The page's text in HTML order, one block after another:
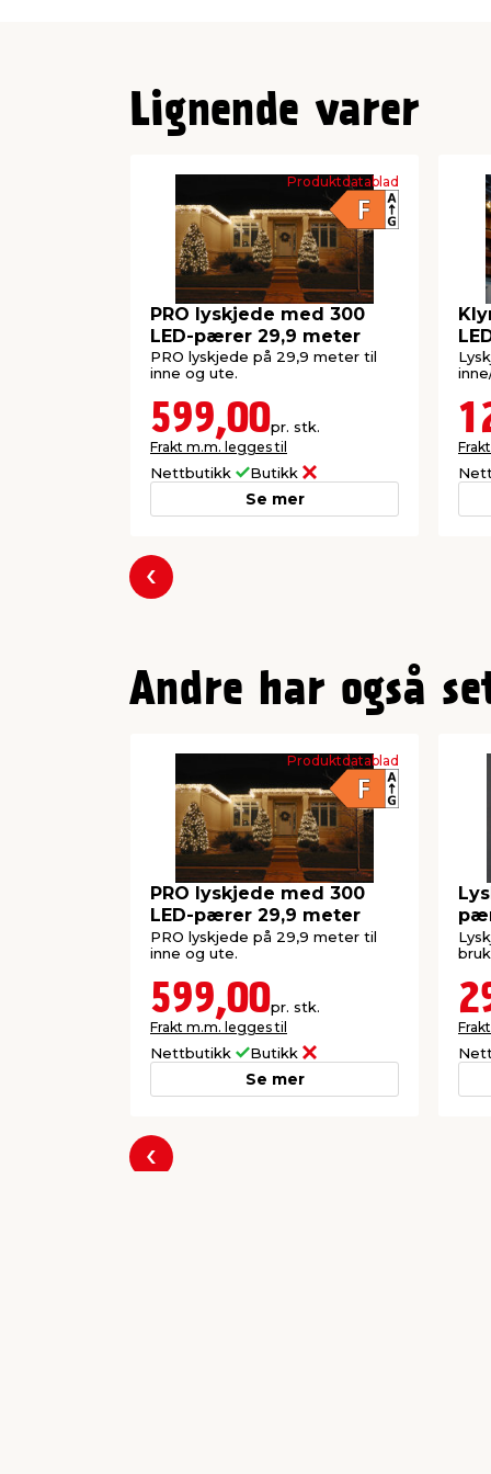
Lignende varer
Produktdatablad
PRO lyskjede med 300
LED-pærer 29,9 meter
PRO lyskjede på 29,9 meter til
inne og ute.
599,00pr. stk.
Frakt m.m. legges til
Nettbutikk Butikk
Se mer
Forrige
Andre har også
Produktdatablad
PRO lyskjede med 300
LED-pærer 29,9 meter
PRO lyskjede på 29,9 meter til
inne og ute.
599,00pr. stk.
Frakt m.m. legges til
Nettbutikk Butikk
Se mer
Forrige